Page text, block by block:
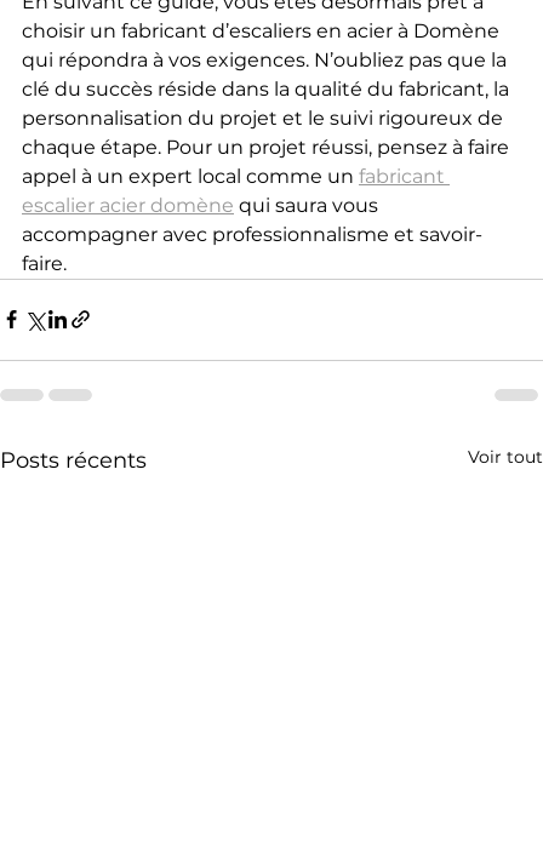
choisir un fabricant d’escaliers en acier à Domène
qui répondra à vos exigences. N’oubliez pas que la
clé du succès réside dans la qualité du fabricant, la
personnalisation du projet et le suivi rigoureux de
chaque étape. Pour un projet réussi, pensez à faire
appel à un expert local comme un fabricant
escalier acier domène qui saura vous
accompagner avec professionnalisme et savoir-
faire.
Posts récents Voir tout